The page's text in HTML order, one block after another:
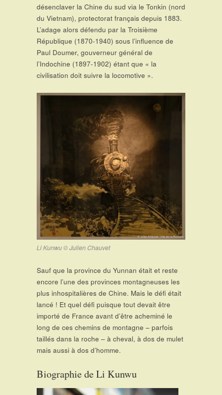
désenclaver la Chine du sud via le Tonkin (nord
du Vietnam), protectorat français depuis 1883.
L’adage alors défendu par la Troisième
République (1870-1940) sous l’influence de
Paul Doumer, gouverneur général de
l’Indochine (1897-1902) étant que « la
civilisation doit suivre la locomotive ».
Li Kunwu © Julien Chauvet
Sauf que la province du Yunnan était et reste
encore l’une des provinces montagneuses les
plus inhospitalières de Chine. Mais le défi était
lancé ! Et quel défi puisque tout devait être
importé de France avant d’être acheminé le
long de ces chemins de montagne – parfois
taillés dans la roche – à cheval, à dos de mulet
mais aussi à dos d’homme.
Biographie de Li Kunwu